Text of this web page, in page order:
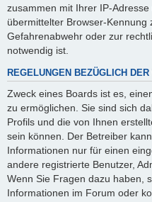
zusammen mit Ihrer IP-
übermittelter Browser-
Gefahrenabwehr oder zur
notwendig ist.
REGELUNGEN BEZÜGLICH
Zweck eines Boards ist es,
zu ermöglichen. Sie sind sich
Profils und die von Ihnen
sein können. Der Betreiber
Informationen nur für einen
andere registrierte Benutzer,
Wenn Sie Fragen dazu haben,
Informationen im Forum oder